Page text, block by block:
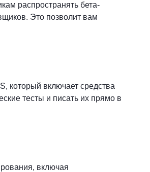
распространять бета-
Это позволит вам
который включает средства
тесты и писать их прямо в
включая